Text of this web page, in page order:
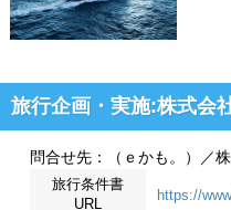
旅行企画・実施:株式会
問合せ先：（ｅかも。）／
旅行条件書
URL
https://